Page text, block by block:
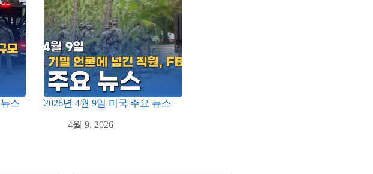
스 2026년 4월 9일 미국 주요 뉴스
4월 9, 2026